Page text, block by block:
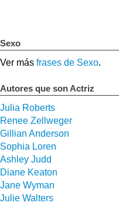
Sexo
Ver más frases de Sexo.
Autores que son Actriz
Julia Roberts
Renee Zellweger
Gillian Anderson
Sophia Loren
Ashley Judd
Diane Keaton
Jane Wyman
Julie Walters